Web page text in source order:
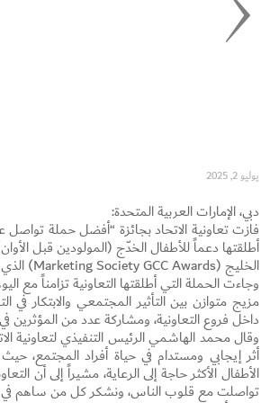
يوليو 2, 2025
دبي، الإمارات العربية المتحدة:
أطلقتها دعماً للأطفال الخدّج (المولودين قبل
الخليج (Marketing Society GCC Awards) الذي أُقيم في منتجع أتلانتس النخلة بدبي.
مزيج متوازن بين التأثير المجتمعي
داخل فروع التعاونية، ومشاركة عدد من
وقال محمد الهاشمي الرئيس التنفيذي لتعاونية
أثر إيجابي ومستدام في حياة أفراد المجتمع، حيث
الأطفال الأكثر حاجة إلى الرعاية، مشيراً إلى أن
تواصلت مع قلوب الناس، ونشكر كل من ساهم في